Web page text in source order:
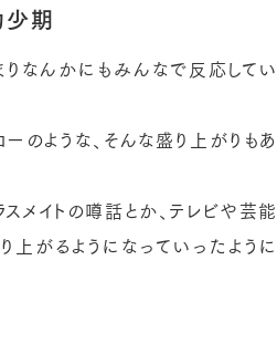
期
なんかにもみんなで反応してい
のような、そんな盛り上がりもあ
メイトの噂話とか、テレビや芸能
がるようになっていったように